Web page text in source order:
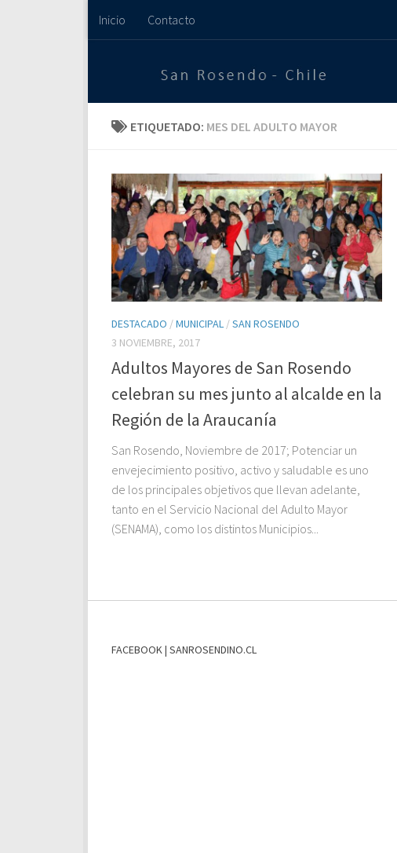
Saltar al contenido
Inicio Contacto
ETIQUETADO: MES DEL ADULTO MAYOR
DESTACADO /MUNICIPAL /SAN ROSENDO
3 NOVIEMBRE, 2017
Adultos Mayores de San Rosendo
celebran su mes junto al alcalde en la
Región de la Araucanía
San Rosendo, Noviembre de 2017; Potenciar un
envejecimiento positivo, activo y saludable es uno
de los principales objetivos que llevan adelante,
tanto en el Servicio Nacional del Adulto Mayor
(SENAMA), como los distintos Municipios...
FACEBOOK | SANROSENDINO.CL